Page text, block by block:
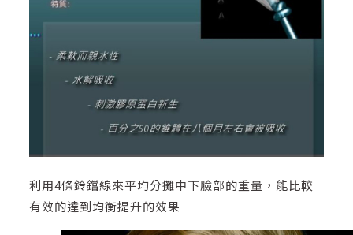
利用4條鈴鐺線來平均分攤中下臉部的重量，能比較
有效的達到均衡提升的效果